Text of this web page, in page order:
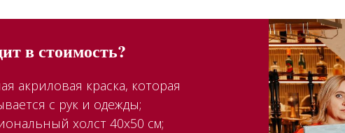
в стоимость?
акриловая краска, которая
с рук и одежды;
холст 40x50 см;